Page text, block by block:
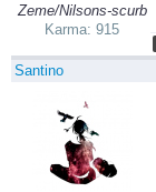
Zeme/Nilsons-scurb
Karma: 915
Santino